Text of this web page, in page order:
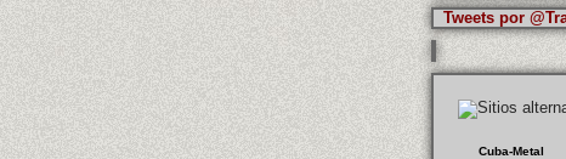
Tweets por
Cuba-Metal